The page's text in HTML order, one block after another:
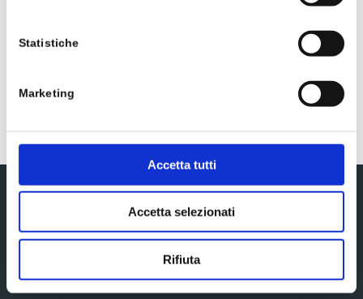
Statistiche
Marketing
Accetta tutti
Accetta selezionati
Rifiuta
Iscriviti alla newsletter